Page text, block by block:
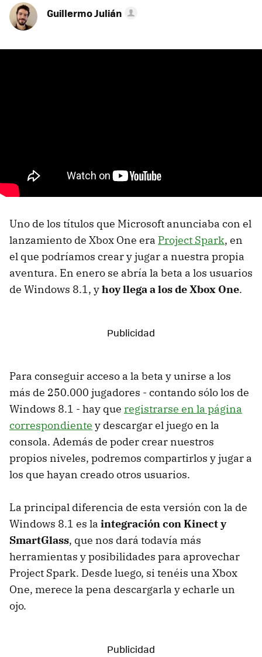
Guillermo Julián
Uno de los títulos que Microsoft anunciaba con el
lanzamiento de Xbox One era Project Spark, en
el que podríamos crear y jugar a nuestra propia
aventura. En enero se abría la beta a los usuarios
de Windows 8.1, yhoy llega a los de Xbox One.
Para conseguir acceso a la beta y unirse a los
más de 250.000 jugadores - contando sólo los de
Windows 8.1 - hay que registrarse en la página
correspondiente y descargar el juego en la
consola. Además de poder crear nuestros
propios niveles, podremos compartirlos y jugar a
los que hayan creado otros usuarios.
La principal diferencia de esta versión con la de
Windows 8.1 es la integración con Kinect y
SmartGlass, que nos dará todavía más
herramientas y posibilidades para aprovechar
Project Spark. Desde luego, si tenéis una Xbox
One, merece la pena descargarla y echarle un
ojo.